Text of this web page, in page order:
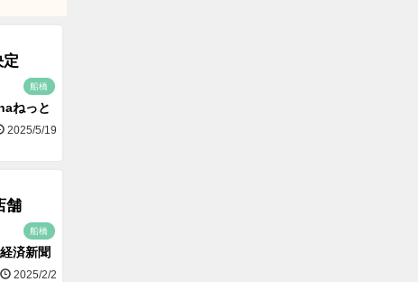
船橋
ねっと
2025/5/19
舗
船橋
済新聞
2025/2/2